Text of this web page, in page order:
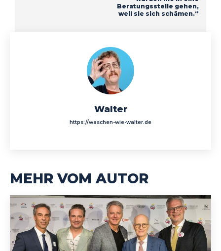
Beratungsstelle gehen,
weil sie sich schämen.“
Walter
https://waschen-wie-walter.de
MEHR VOM AUTOR